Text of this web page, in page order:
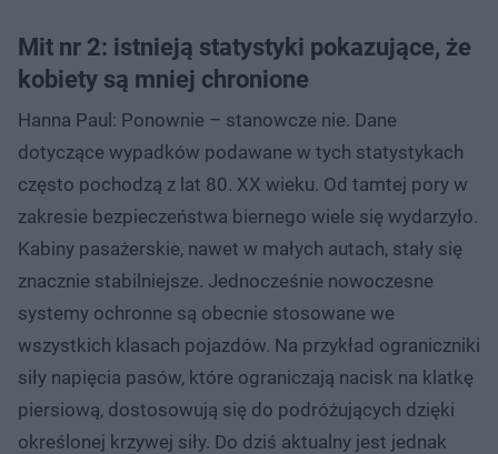
Mit nr 2: istnieją statystyki pokazujące, że
kobiety są mniej chronione
Hanna Paul: Ponownie – stanowcze nie. Dane
dotyczące wypadków podawane w tych statystykach
często pochodzą z lat 80. XX wieku. Od tamtej pory w
zakresie bezpieczeństwa biernego wiele się wydarzyło.
Kabiny pasażerskie, nawet w małych autach, stały się
znacznie stabilniejsze. Jednocześnie nowoczesne
systemy ochronne są obecnie stosowane we
wszystkich klasach pojazdów. Na przykład ograniczniki
siły napięcia pasów, które ograniczają nacisk na klatkę
piersiową, dostosowują się do podróżujących dzięki
określonej krzywej siły. Do dziś aktualny jest jednak